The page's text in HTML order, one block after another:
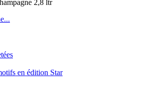
en édition Star